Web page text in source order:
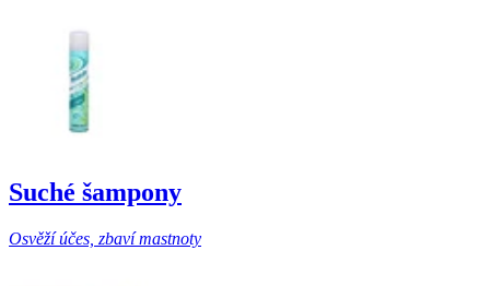
Suché šampony
Osvěží účes, zbaví mastnoty